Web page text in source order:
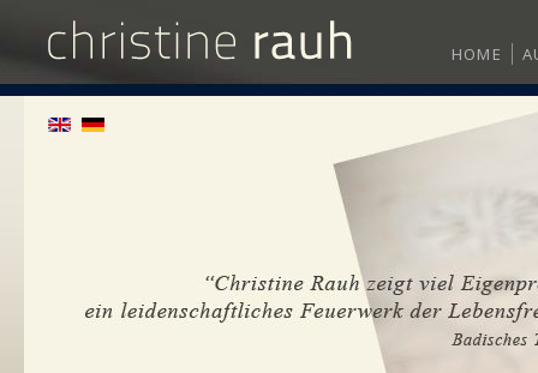
HOME